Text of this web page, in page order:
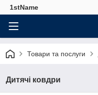
1stName
Товари та послуги
Дитячі ковдри